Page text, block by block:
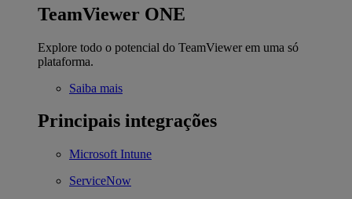
TeamViewer ONE
Explore todo o potencial do TeamViewer em uma só
plataforma.
Saiba mais
Principais integrações
Microsoft Intune
ServiceNow